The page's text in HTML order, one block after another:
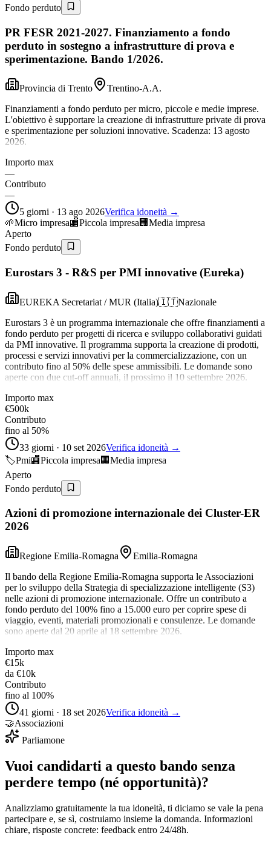
Fondo perduto
PR FESR 2021-2027. Finanziamento a fondo
perduto in sostegno a infrastrutture di prova e
sperimentazione. Bando 1/2026.
Provincia di Trento
Trentino-A.A.
Finanziamenti a fondo perduto per micro, piccole e medie imprese.
L'obiettivo è supportare la creazione di infrastrutture private di prova
e sperimentazione per soluzioni innovative. Scadenza: 13 agosto
2026.
Importo max
—
Contributo
—
5 giorni · 13 ago 2026Verifica idoneità →
🌱Micro impresa🏬Piccola impresa 🏢 Media impresa
Aperto
Fondo perduto
Eurostars 3 - R&S per PMI innovative (Eureka)
EUREKA Secretariat / MUR (Italia)🇮🇹Nazionale
Eurostars 3 è un programma internazionale che offre finanziamenti a
fondo perduto per progetti di ricerca e sviluppo collaborativi guidati
da PMI innovative. Il programma supporta la creazione di prodotti,
processi e servizi innovativi per la commercializzazione, con un
contributo fino al 50% delle spese ammissibili. Le domande sono
aperte con due cut-off annuali, il prossimo il 10 settembre 2026.
Importo max
€500k
Contributo
fino al 50%
33 giorni · 10 set 2026Verifica idoneità →
🏷️Pmi🏬Piccola impresa 🏢 Media impresa
Aperto
Fondo perduto
Azioni di promozione internazionale dei Cluster-ER
2026
Regione Emilia-Romagna
Emilia-Romagna
Il bando della Regione Emilia-Romagna supporta le Associazioni
per lo sviluppo della Strategia di specializzazione intelligente (S3)
nelle azioni di promozione internazionale. Offre un contributo a
fondo perduto del 100% fino a 15.000 euro per coprire spese di
viaggio, eventi, materiali promozionali e consulenze. Le domande
sono aperte dal 20 aprile al 18 settembre 2026.
Importo max
€15k
da €10k
Contributo
fino al 100%
41 giorni · 18 set 2026Verifica idoneità →
🤝Associazioni
Parliamone
Vuoi candidarti a questo bando senza
perdere tempo (né opportunità)?
Analizziamo gratuitamente la tua idoneità, ti diciamo se vale la pena
partecipare e, se sì, costruiamo insieme la domanda. Informazioni
chiare, risposte concrete: feedback entro 24/48h.